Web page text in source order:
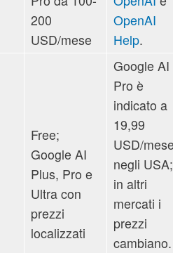
200
USD/mese
OpenAI
Help.
Free;
Google AI
Plus, Pro e
Ultra con
prezzi
localizzati
Google AI
Pro è
indicato a
19,99
USD/
negli USA;
in altri
mercati i
prezzi
cambiano.